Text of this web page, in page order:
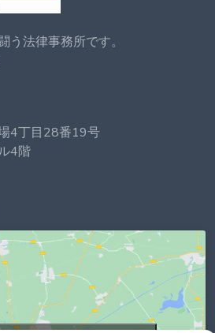
う法律事務所です。
4丁目28番19号
4階